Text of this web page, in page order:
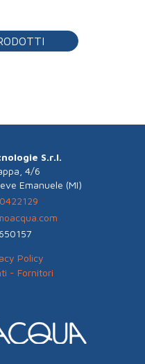
S.r.l.
4/6
Emanuele (MI)
Policy
- Fornitori